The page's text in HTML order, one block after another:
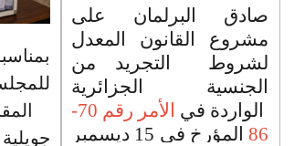
صادق البرلمان على
مشروع القانون المعدل
لشروط التجريد من
الجنسية الجزائرية
الواردة في
الأمر رقم 70-
86
المؤرخ في 15 ديسمبر